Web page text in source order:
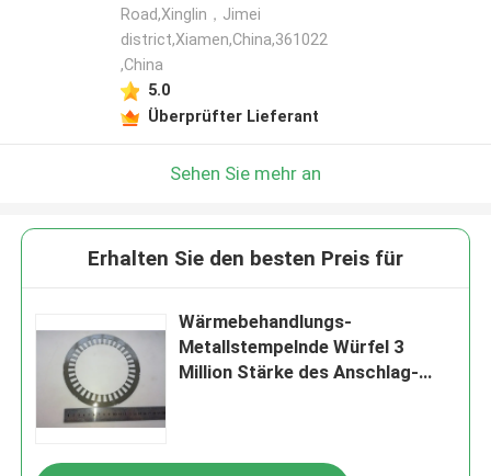
Road,Xinglin，Jimei
district,Xiamen,China,361022
,China
5.0
Überprüfter Lieferant
Sehen Sie mehr an
Erhalten Sie den besten Preis für
Wärmebehandlungs-
Metallstempelnde Würfel 3
Million Stärke des Anschlag-